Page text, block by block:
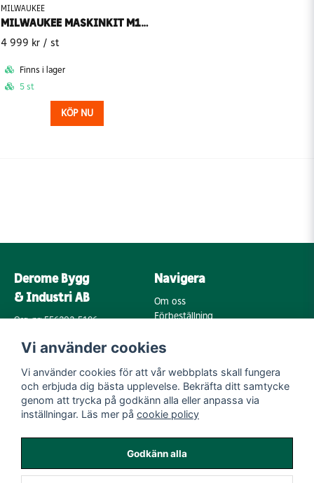
MILWAUKEE
MILWAUKEE MASKINKIT M18 POWERPACK BLCPP2B-502C
4 999 kr / st
Finns i lager
5 st
KÖP NU
Derome Bygg
& Industri AB
Org. nr: 556202-5196
43248 Varberg
Kontakta oss
Mail:
byggoutlet@support.derome.se
Navigera
Om oss
Förbeställning
Köpvillkor
Integritetspolicy
Cookies
Instagram
Vi använder cookies
Vi använder cookies för att vår webbplats skall fungera
och erbjuda dig bästa upplevelse. Bekräfta ditt samtycke
genom att trycka på godkänn alla eller anpassa via
inställningar. Läs mer på cookie policy
Godkänn alla